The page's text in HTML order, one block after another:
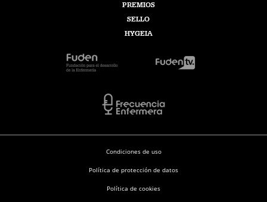
PREMIOS
SELLO
HYGEIA
Condiciones de uso
Política de protección de datos
Política de cookies